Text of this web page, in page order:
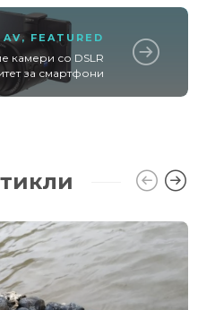
AV, FEATURED
камери со DSLR
за смартфони